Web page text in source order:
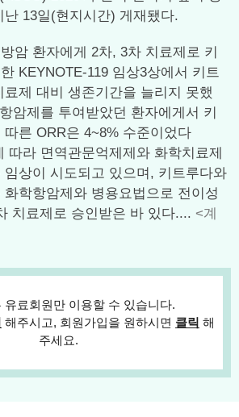
13일(현지시간) 게재됐다.
암 환자에게 2차, 3차 치료제로 키
KEYNOTE-119 임상3상에서 키트
제 대비 생존기간을 늘리지 못했
암제를 투여받았던 환자에게서 키
른 ORR은 4~8% 수준이었다
따라 면역관문억제제와 화학치료제
임상이 시도되고 있으며, 키트루다와
학항암제와 병용요법으로 전이성
치료제로 승인받은 바 있다.... <계
유료회원만 이용할 수 있습니다.
해주시고, 회원가입을 원하시면 클릭 해
주세요.